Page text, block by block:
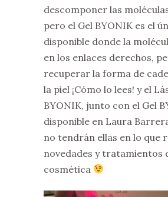
descomponer las
pero el Gel BYONIK es el
disponible donde la
en los enlaces derechos,
recuperar la forma de
la piel ¡Cómo lo lees! y el
BYONIK, junto con el Gel
disponible en Laura
no tendrán ellas en lo que
novedades y tratamientos
cosmética